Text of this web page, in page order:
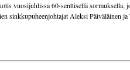
vuosijuhlissa 60-senttisellä sormuksella,
sinkkupuheenjohtajat Aleksi Päiväläinen ja